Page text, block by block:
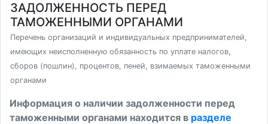
ЗАДОЛЖЕННОСТЬ ПЕРЕД
ТАМОЖЕННЫМИ ОРГАНАМИ
Перечень организаций и индивидуальных предпринимателей,
имеющих неисполненную обязанность по уплате налогов,
сборов (пошлин), процентов, пеней, взимаемых таможенными
органами
Информация о наличии задолженности перед
таможенными органами находится в разделе